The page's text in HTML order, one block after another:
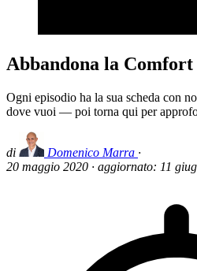
Abbandona la Comfort
Ogni episodio ha la sua scheda con
dove vuoi — poi torna qui per
di Domenico Marra ·
20 maggio 2020 · aggiornato: 11